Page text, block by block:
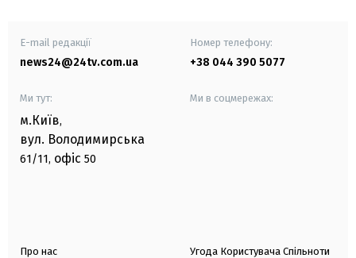
E-mail редакції
news24@24tv.com.ua
Номер телефону:
+38 044 390 5077
Ми тут:
м.Київ,
вул. Володимирська
61/11, офіс 50
Ми в соцмережах:
Про нас Угода Користувача Спільноти